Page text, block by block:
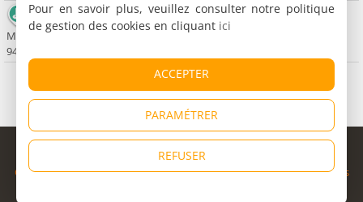
Golf Blue Green Marolles
Mail de la Justice
94440 Marolles en Brie
© Copyright 1998 - 2026
Cybevasion|Mentions légales|Confidentialité|CGU|Informations
Pour en savoir plus, veuillez consulter notre politique
de gestion des cookies en cliquant ici
ACCEPTER
PARAMÉTRER
REFUSER